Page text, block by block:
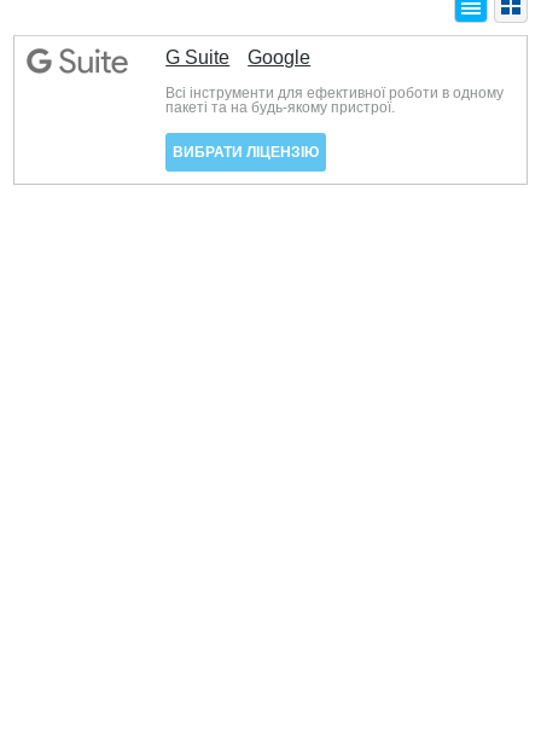
G Suite Google
Всі інструменти для ефективної роботи в одному
пакеті та на будь-якому пристрої.
ВИБРАТИ ЛІЦЕНЗІЮ